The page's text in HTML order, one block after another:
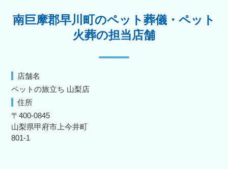
南巨摩郡早川町のペット葬儀・ペット
火葬の担当店舗
店舗名
ペットの旅立ち 山梨店
住所
〒400-0845
山梨県甲府市上今井町
801-1